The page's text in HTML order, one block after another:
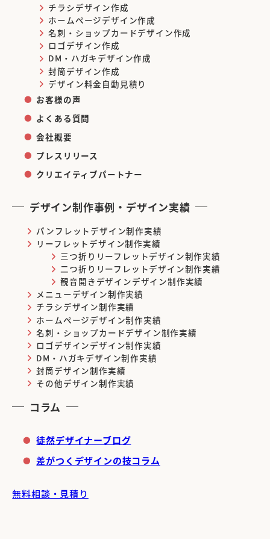
チラシデザイン作成
ホームページデザイン作成
名刺・ショップカードデザイン作成
ロゴデザイン作成
DM・ハガキデザイン作成
封筒デザイン作成
デザイン料金自動見積り
お客様の声
よくある質問
会社概要
プレスリリース
クリエイティブパートナー
デザイン制作事例・デザイン実績
パンフレットデザイン制作実績
リーフレットデザイン制作実績
三つ折りリーフレットデザイン制作実績
二つ折りリーフレットデザイン制作実績
観音開きデザインデザイン制作実績
メニューデザイン制作実績
チラシデザイン制作実績
ホームページデザイン制作実績
名刺・ショップカードデザイン制作実績
ロゴデザインデザイン制作実績
DM・ハガキデザイン制作実績
封筒デザイン制作実績
その他デザイン制作実績
コラム
徒然デザイナーブログ
差がつくデザインの技コラム
無料相談・見積り